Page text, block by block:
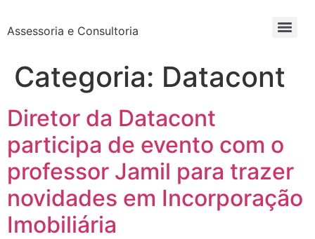
Assessoria e Consultoria
Categoria: Datacont
Diretor da Datacont
participa de evento com o
professor Jamil para trazer
novidades em Incorporação
Imobiliária